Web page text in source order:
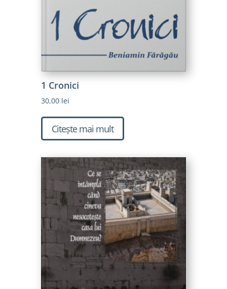
1 Cronici
30,00 lei
Citește mai mult